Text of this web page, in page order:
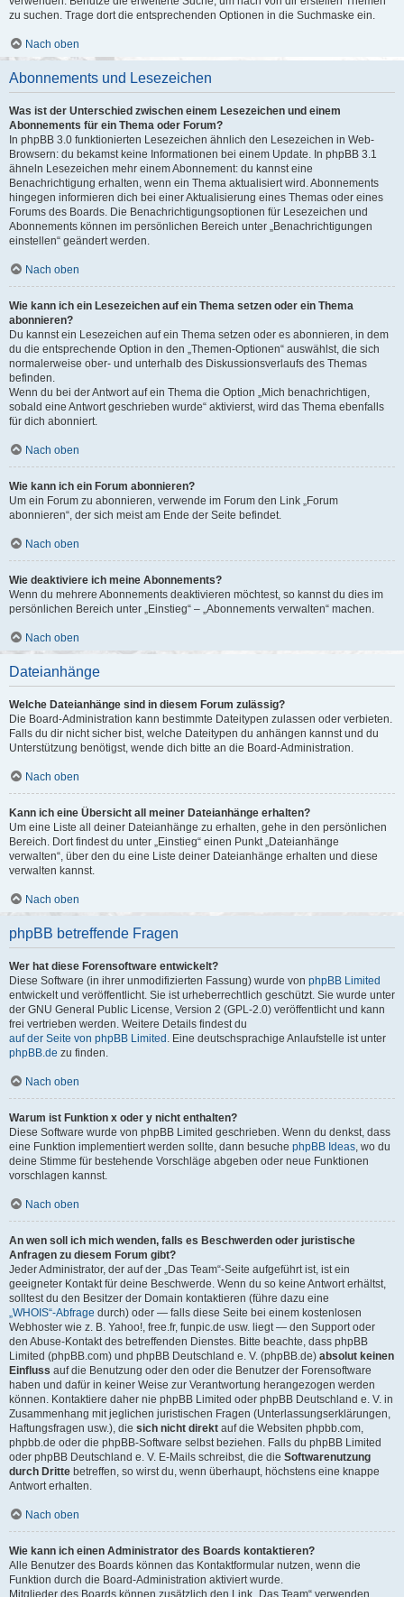
zu suchen. Trage dort die entsprechenden Optionen in die Suchmaske ein.
Nach oben
Abonnements und Lesezeichen
Was ist der Unterschied zwischen einem Lesezeichen und einem
Abonnements für ein Thema oder Forum?
In phpBB 3.0 funktionierten Lesezeichen ähnlich den Lesezeichen in Web-
Browsern: du bekamst keine Informationen bei einem Update. In phpBB 3.1
ähneln Lesezeichen mehr einem Abonnement: du kannst eine
Benachrichtigung erhalten, wenn ein Thema aktualisiert wird. Abonnements
hingegen informieren dich bei einer Aktualisierung eines Themas oder eines
Forums des Boards. Die Benachrichtigungsoptionen für Lesezeichen und
Abonnements können im persönlichen Bereich unter „Benachrichtigungen
einstellen“ geändert werden.
Nach oben
Wie kann ich ein Lesezeichen auf ein Thema setzen oder ein Thema
abonnieren?
Du kannst ein Lesezeichen auf ein Thema setzen oder es abonnieren, in dem
du die entsprechende Option in den „Themen-Optionen“ auswählst, die sich
normalerweise ober- und unterhalb des Diskussionsverlaufs des Themas
befinden.
Wenn du bei der Antwort auf ein Thema die Option „Mich benachrichtigen,
sobald eine Antwort geschrieben wurde“ aktivierst, wird das Thema ebenfalls
für dich abonniert.
Nach oben
Wie kann ich ein Forum abonnieren?
Um ein Forum zu abonnieren, verwende im Forum den Link „Forum
abonnieren“, der sich meist am Ende der Seite befindet.
Nach oben
Wie deaktiviere ich meine Abonnements?
Wenn du mehrere Abonnements deaktivieren möchtest, so kannst du dies im
persönlichen Bereich unter „Einstieg“ – „Abonnements verwalten“ machen.
Nach oben
Dateianhänge
Welche Dateianhänge sind in diesem Forum zulässig?
Die Board-Administration kann bestimmte Dateitypen zulassen oder verbieten.
Falls du dir nicht sicher bist, welche Dateitypen du anhängen kannst und du
Unterstützung benötigst, wende dich bitte an die Board-Administration.
Nach oben
Kann ich eine Übersicht all meiner Dateianhänge erhalten?
Um eine Liste all deiner Dateianhänge zu erhalten, gehe in den persönlichen
Bereich. Dort findest du unter „Einstieg“ einen Punkt „Dateianhänge
verwalten“, über den du eine Liste deiner Dateianhänge erhalten und diese
verwalten kannst.
Nach oben
phpBB betreffende Fragen
Wer hat diese Forensoftware entwickelt?
Diese Software (in ihrer unmodifizierten Fassung) wurde von phpBB Limited
entwickelt und veröffentlicht. Sie ist urheberrechtlich geschützt. Sie wurde unter
der GNU General Public License, Version 2 (GPL-2.0) veröffentlicht und kann
frei vertrieben werden. Weitere Details findest du
auf der Seite von phpBB Limited . Eine deutschsprachige Anlaufstelle ist unter
phpBB.de zu finden.
Nach oben
Warum ist Funktion x oder y nicht enthalten?
Diese Software wurde von phpBB Limited geschrieben. Wenn du denkst, dass
eine Funktion implementiert werden sollte, dann besuche phpBB Ideas, wo du
deine Stimme für bestehende Vorschläge abgeben oder neue Funktionen
vorschlagen kannst.
Nach oben
An wen soll ich mich wenden, falls es Beschwerden oder juristische
Anfragen zu diesem Forum gibt?
Jeder Administrator, der auf der „Das Team“-Seite aufgeführt ist, ist ein
geeigneter Kontakt für deine Beschwerde. Wenn du so keine Antwort erhältst,
solltest du den Besitzer der Domain kontaktieren (führe dazu eine
„WHOIS“-Abfrage durch) oder — falls diese Seite bei einem kostenlosen
Webhoster wie z. B. Yahoo!, free.fr, funpic.de usw. liegt — den Support oder
den Abuse-Kontakt des betreffenden Dienstes. Bitte beachte, dass phpBB
Limited (phpBB.com) und phpBB Deutschland e. V. (phpBB.de) absolut keinen
Einfluss auf die Benutzung oder den oder die Benutzer der Forensoftware
haben und dafür in keiner Weise zur Verantwortung herangezogen werden
können. Kontaktiere daher nie phpBB Limited oder phpBB Deutschland e. V. in
Zusammenhang mit jeglichen juristischen Fragen (Unterlassungserklärungen,
Haftungsfragen usw.), die sich nicht direkt auf die Websiten phpbb.com,
phpbb.de oder die phpBB-Software selbst beziehen. Falls du phpBB Limited
oder phpBB Deutschland e. V. E-Mails schreibst, die die Softwarenutzung
durch Dritte betreffen, so wirst du, wenn überhaupt, höchstens eine knappe
Antwort erhalten.
Nach oben
Wie kann ich einen Administrator des Boards kontaktieren?
Alle Benutzer des Boards können das Kontaktformular nutzen, wenn die
Funktion durch die Board-Administration aktiviert wurde.
Mitglieder des Boards können zusätzlich den Link „Das Team“ verwenden.